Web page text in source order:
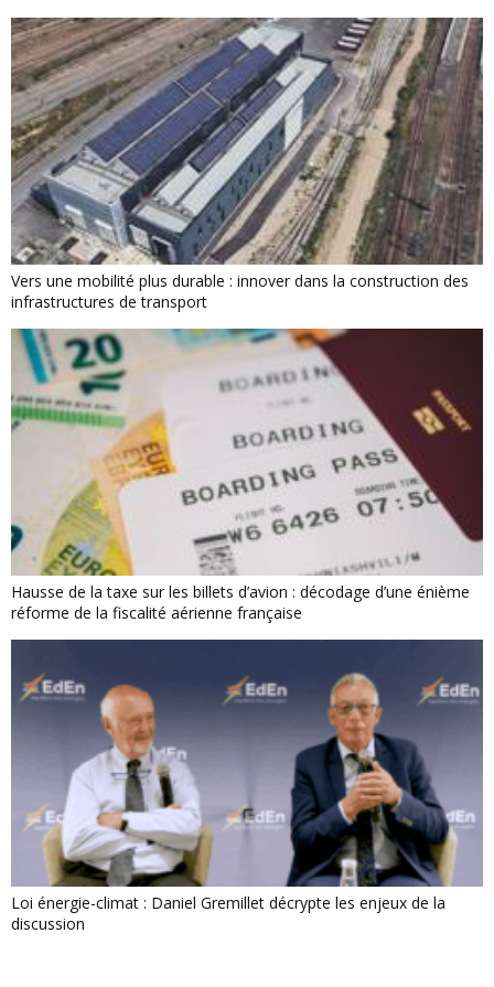
Vers une mobilité plus durable : innover dans la construction des
infrastructures de transport
Hausse de la taxe sur les billets d’avion : décodage d’une énième
réforme de la fiscalité aérienne française
Loi énergie-climat : Daniel Gremillet décrypte les enjeux de la
discussion